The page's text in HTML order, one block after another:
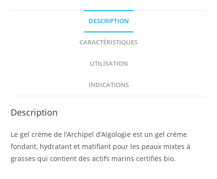
DESCRIPTION
CARACTÉRISTIQUES
UTILISATION
INDICATIONS
Description
Le gel crème de l’Archipel d’Algologie est un gel crème
fondant, hydratant et matifiant pour les peaux mixtes à
grasses qui contient des actifs marins certifiés bio.